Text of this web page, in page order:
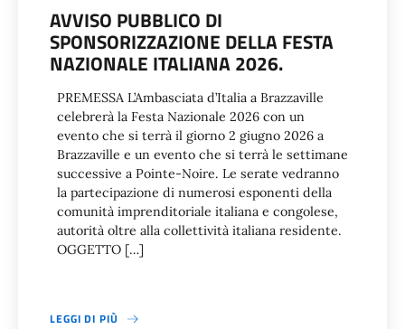
AVVISO PUBBLICO DI
SPONSORIZZAZIONE DELLA FESTA
NAZIONALE ITALIANA 2026.
PREMESSA L’Ambasciata d’Italia a Brazzaville
celebrerà la Festa Nazionale 2026 con un
evento che si terrà il giorno 2 giugno 2026 a
Brazzaville e un evento che si terrà le settimane
successive a Pointe-Noire. Le serate vedranno
la partecipazione di numerosi esponenti della
comunità imprenditoriale italiana e congolese,
autorità oltre alla collettività italiana residente.
OGGETTO […]
LEGGI DI PIÙ